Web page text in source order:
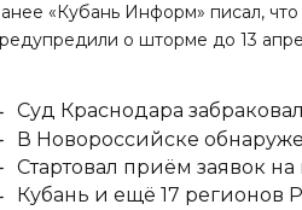
«Кубань Информ» писал,
о шторме до 13
Суд Краснодара
В Новороссийске
Стартовал приём заявок
Кубань и ещё 17 регионов